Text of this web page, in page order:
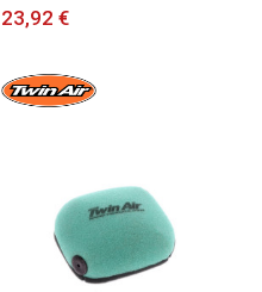
23,92 €